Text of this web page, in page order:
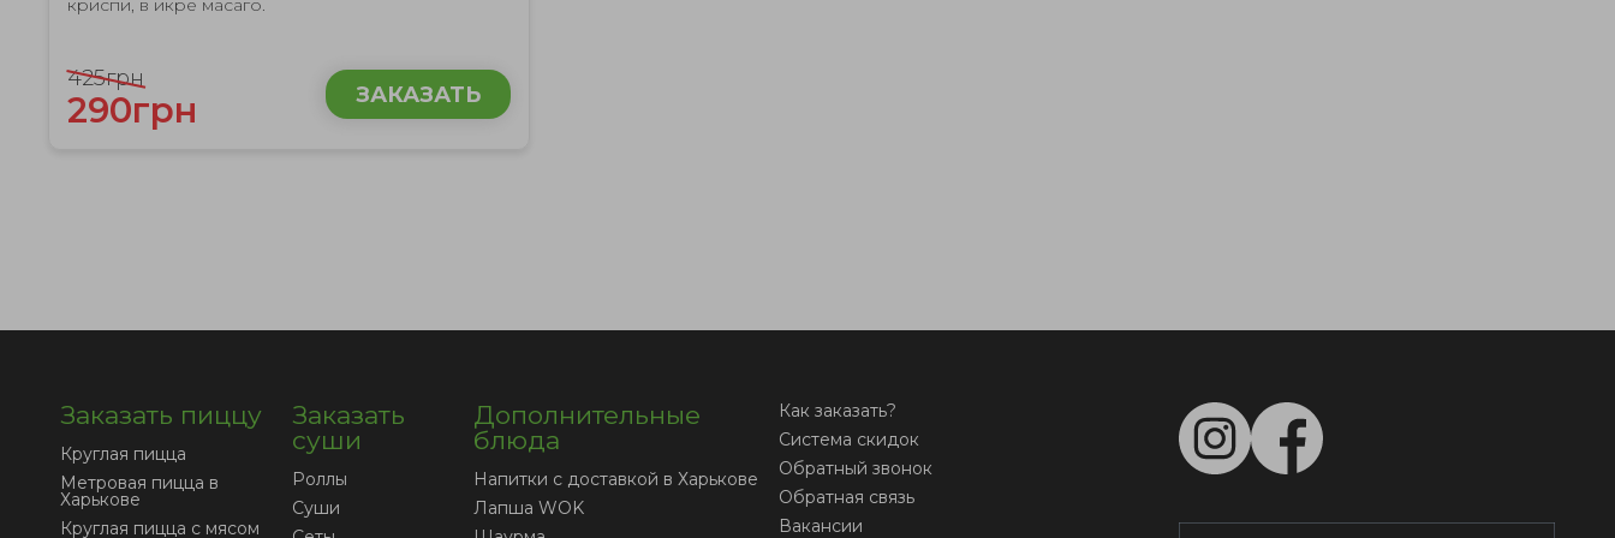
криспи, в икре масаго.
425грн
290грн ЗАКАЗАТЬ
Заказать пиццу
Круглая пицца
Метровая пицца в
Харькове
Круглая пицца с мясом
Заказать
суши
Роллы
Суши
Дополнительные
блюда
Напитки с доставкой в Харькове
Лапша WOK
Как заказать?
Система скидок
Обратный звонок
Обратная связь
Вакансии